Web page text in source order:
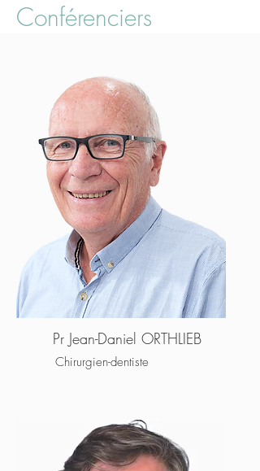
Conférenciers
Pr Jean-Daniel ORTHLIEB
Chirurgien-dentiste